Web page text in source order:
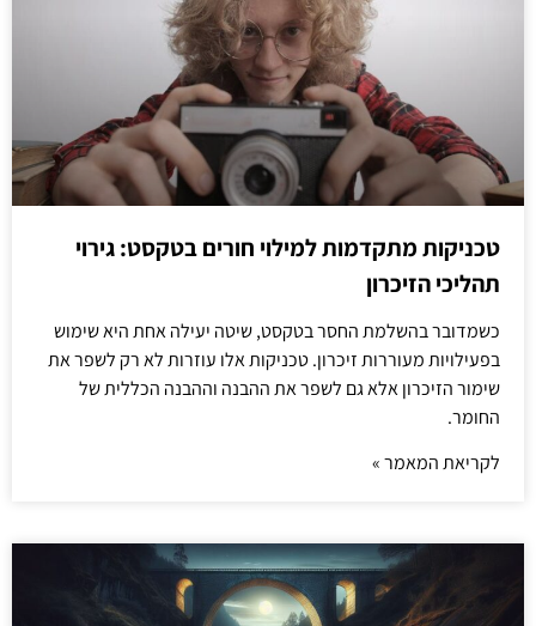
טכניקות מתקדמות למילוי חורים בטקסט: גירוי
תהליכי הזיכרון
כשמדובר בהשלמת החסר בטקסט, שיטה יעילה אחת היא שימוש
בפעילויות מעוררות זיכרון. טכניקות אלו עוזרות לא רק לשפר את
שימור הזיכרון אלא גם לשפר את ההבנה וההבנה הכללית של
החומר.
לקריאת המאמר »